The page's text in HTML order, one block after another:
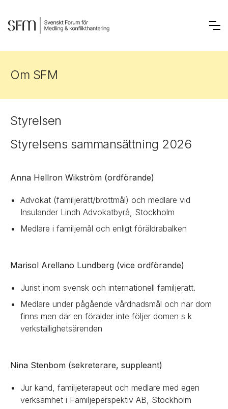
Om SFM
Styrelsen
Styrelsens sammansättning 2026
Anna Hellron Wikström (ordförande)
Advokat (familjerätt/brottmål) och medlare vid
Insulander Lindh Advokatbyrå, Stockholm
Medlare i familjemål och enligt föräldrabalken
Marisol Arellano Lundberg (vice ordförande)
Jurist inom svensk och internationell familjerätt.
Medlare under pågående vårdnadsmål och när dom
finns men där en förälder inte följer domen s k
verkställighetsärenden
Nina Stenbom (sekreterare, suppleant)
Jur kand, familjeterapeut och medlare med egen
verksamhet i Familjeperspektiv AB, Stockholm